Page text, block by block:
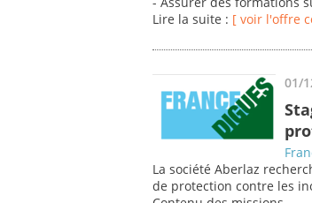
Lire la suite : [ voir l'offre
01/
La société Aberlaz
de protection contre les